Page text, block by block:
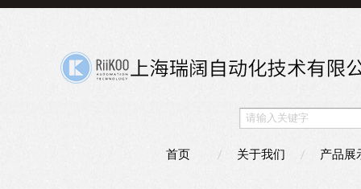
首页 关于我们 产品展